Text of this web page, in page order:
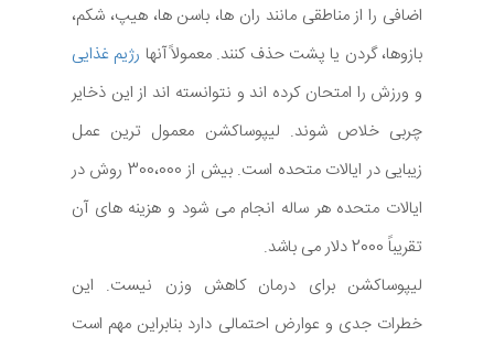
اضافی را از مناطقی مانند ران ها، باسن ها، هیپ، شکم،
بازوها، گردن یا پشت حذف کنند. معمولاً آنها رژیم غذایی
و ورزش را امتحان کرده اند و نتوانسته اند از این ذخایر
چربی خلاص شوند. لیپوساکشن معمول ترین عمل
زیبایی در ایالات متحده است. بیش از 300،000 روش در
ایالات متحده هر ساله انجام می شود و هزینه های آن
تقریباً 2000 دلار می باشد.
لیپوساکشن برای درمان کاهش وزن نیست. این
خطرات جدی و عوارض احتمالی دارد بنابراین مهم است